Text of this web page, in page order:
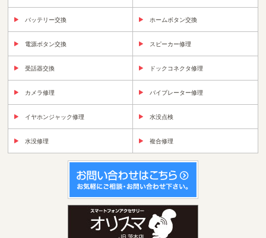
バッテリー交換 ホームボタン交換
電源ボタン交換 スピーカー修理
受話器交換 ドックコネクタ修理
カメラ修理 バイブレーター修理
イヤホンジャック修理 水没点検
水没修理 複合修理